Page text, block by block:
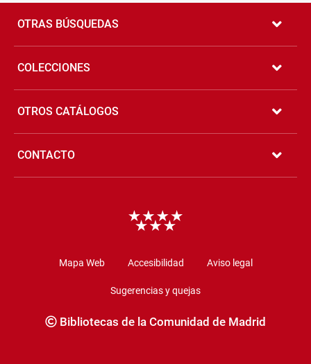
OTRAS BÚSQUEDAS
COLECCIONES
OTROS CATÁLOGOS
CONTACTO
Mapa Web Accesibilidad Aviso legal
Sugerencias y quejas
Bibliotecas de la Comunidad de Madrid